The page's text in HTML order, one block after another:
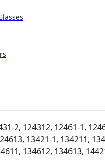
2, 124312, 12461-1,
13421-1, 134211,
134612, 134613,